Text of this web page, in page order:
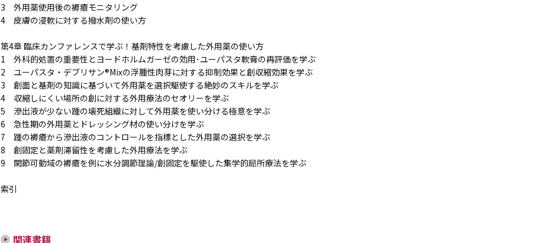
3 外用薬使用後の褥瘡モニタリング
4 皮膚の浸軟に対する撥水剤の使い方
第4章 臨床カンファレンスで学ぶ！基剤特性を考慮した外用薬の使い方
1 外科的処置の重要性とヨードホルムガーゼの効用･ユーパスタ軟膏の再評価を学ぶ
2 ユーパスタ・デブリサン®Mixの浮腫性肉芽に対する抑制効果と創収縮効果を学ぶ
3 創面と基剤の知識に基づいて外用薬を選択駆使する絶妙のスキルを学ぶ
4 収縮しにくい場所の創に対する外用療法のセオリーを学ぶ
5 滲出液が少ない踵の壊死組織に対して外用薬を使い分ける極意を学ぶ
6 急性期の外用薬とドレッシング材の使い分けを学ぶ
7 踵の褥瘡から滲出液のコントロールを指標とした外用薬の選択を学ぶ
8 創固定と薬剤滞留性を考慮した外用療法を学ぶ
9 関節可動域の褥瘡を例に水分調節理論/創固定を駆使した集学的局所療法を学ぶ
索引
関連書籍